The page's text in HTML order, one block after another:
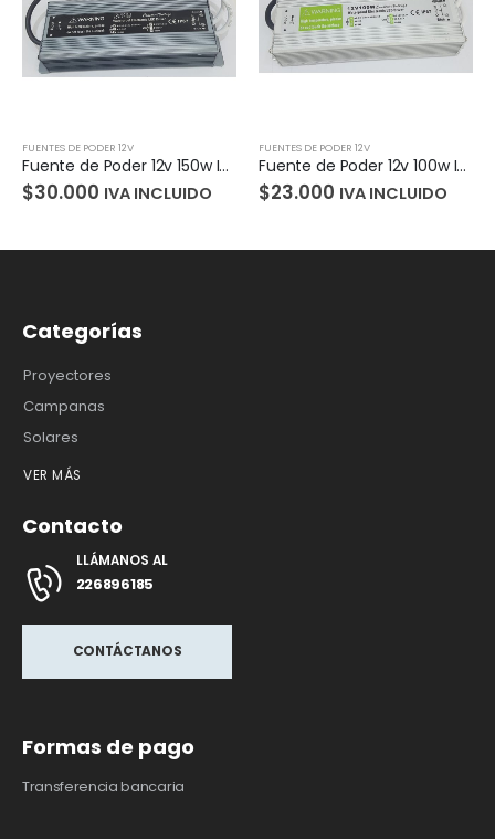
FUENTES DE PODER 12V
Fuente de Poder 12v 150w IP67
$30.000 IVA INCLUIDO
FUENTES DE PODER 12V
Fuente de Poder 12v 100w IP67
$23.000 IVA INCLUIDO
Categorías
Proyectores
Campanas
Solares
VER MÁS
Contacto
LLÁMANOS AL
226896185
CONTÁCTANOS
Formas de pago
Transferencia bancaria